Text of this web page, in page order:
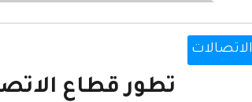
الاتصالات
تطور قطاع